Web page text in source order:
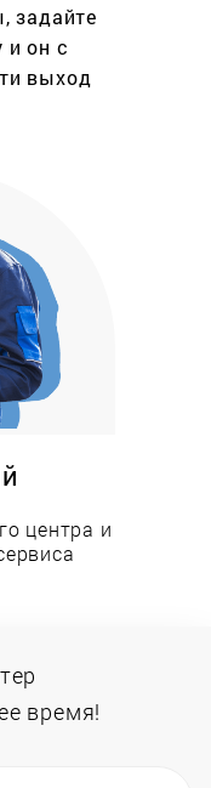
из строя
конденсата,
до полного
зачастую
клапана,
обнаружения
перегрузке
снижение
за собой
крайне редко,
большим
ее
задайте
и он с
выход
центра и
время!